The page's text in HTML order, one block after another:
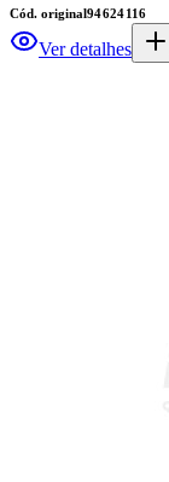
Cód. original94624116
Ver detalhes